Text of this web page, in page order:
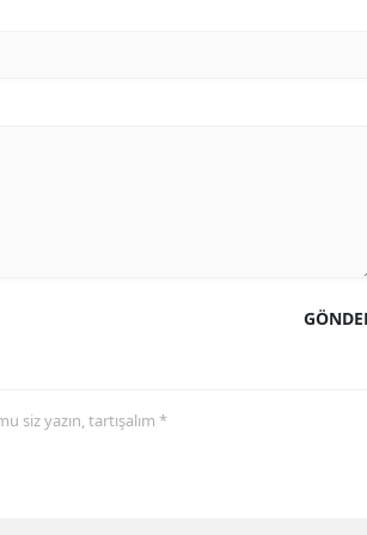
siz yazın, tartışalım *